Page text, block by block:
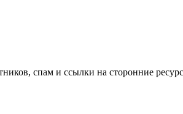
спам и ссылки на сторонние